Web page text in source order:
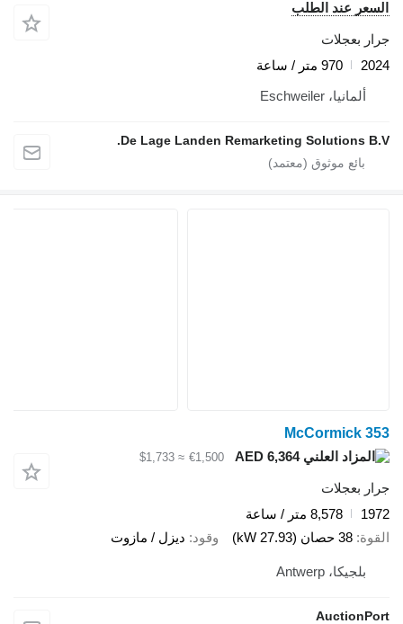
السعر عند الطلب
جرار بعجلات
2024
970 متر / ساعة
ألمانيا، Eschweiler
De Lage Landen Remarketing Solutions B.V.
McCormick 353
AED 6,364
€1,500
≈ $1,733
جرار بعجلات
1972
8,578 متر / ساعة
القوة 38 حصان (27.93 kW) وقود ديزل / مازوت
بلجيكا، Antwerp
AuctionPort